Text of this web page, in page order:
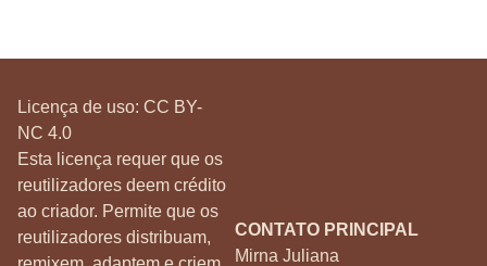
Licença de uso: CC BY-
NC 4.0
Esta licença requer que os
reutilizadores deem crédito
ao criador. Permite que os
reutilizadores distribuam,
CONTATO PRINCIPAL
Mirna Juliana